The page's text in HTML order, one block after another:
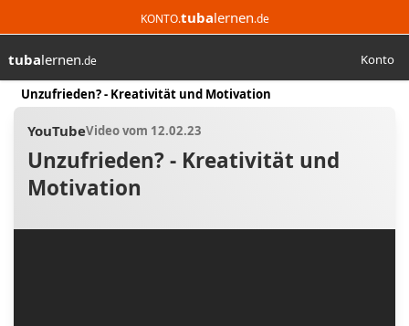
KONTO.tubalernen.de
tubalernen.de Suchen
Konto
Start
Unzufrieden? - Kreativität und Motivation
YouTubeVideo vom 12.02.23
Unzufrieden? - Kreativität und
Motivation